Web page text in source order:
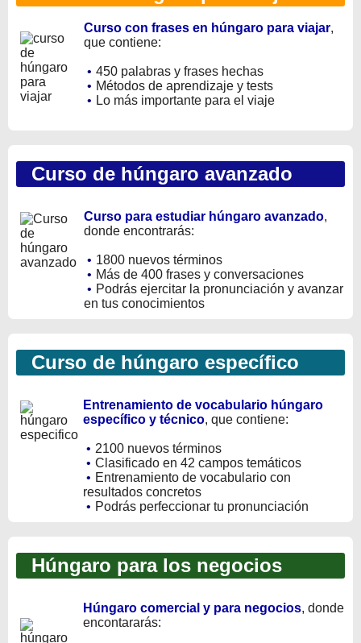
Curso con frases en húngaro para viajar,
que contiene:
• 450 palabras y frases hechas
• Métodos de aprendizaje y tests
• Lo más importante para el viaje
Curso de húngaro avanzado
Curso para estudiar húngaro avanzado,
donde encontrarás:
• 1800 nuevos términos
• Más de 400 frases y conversaciones
• Podrás ejercitar la pronunciación y avanzar
en tus conocimientos
Curso de húngaro específico
Entrenamiento de vocabulario húngaro
específico y técnico, que contiene:
• 2100 nuevos términos
• Clasificado en 42 campos temáticos
• Entrenamiento de vocabulario con
resultados concretos
• Podrás perfeccionar tu pronunciación
Húngaro para los negocios
Húngaro comercial y para negocios, donde
encontararás: